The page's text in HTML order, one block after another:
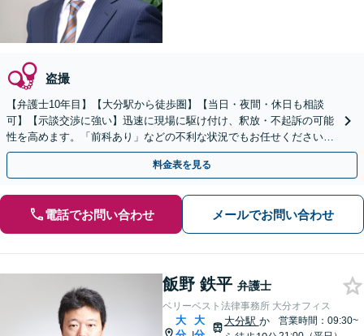
盗撮
【弁護士10年目】【大分駅から徒歩圏】【当日・夜間・休日も相談
可】【示談交渉に強い】迅速に現場に駆け付け、釈放・不起訴の可能
性を高めます。「前科あり」などの不利な状況でもお任せください！
ご依頼人へのこまめな報告は「強い安心感がある」と定評
料金表を見る
電話でお問い合わせ メールでお問い合わせ
飯野 鉄平 弁護士
ベリーベスト法律事務所 大分オフィス
大
大
大分駅 か
営業時間：09:30~